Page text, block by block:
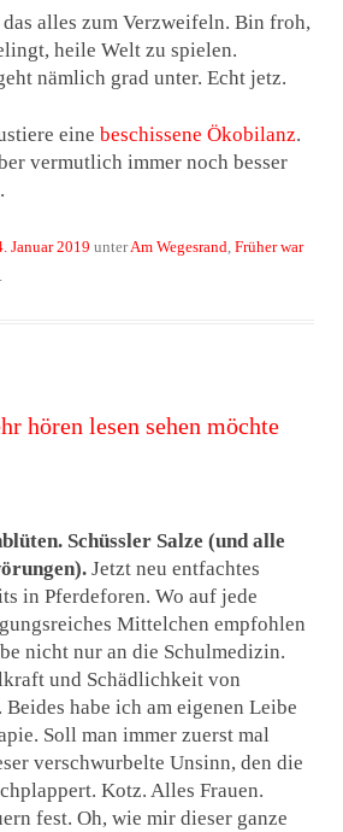
alles zum Verzweifeln. Bin froh,
heile Welt zu spielen.
nämlich grad unter. Echt jetz.
eine beschissene Ökobilanz.
vermutlich immer noch besser
Januar 2019 unterAm Wegesrand, Früher war
hören lesen sehen möchte
Schüssler Salze (und alle
Jetzt neu entfachtes
in Pferdeforen. Wo auf jede
Mittelchen empfohlen
nicht nur an die Schulmedizin.
und Schädlichkeit von
habe ich am eigenen Leibe
Soll man immer zuerst mal
verschwurbelte Unsinn, den die
Kotz. Alles Frauen.
fest. Oh, wie mir dieser ganze